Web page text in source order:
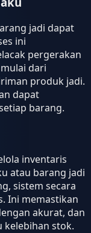
jadi dapat
ini
pergerakan
dari
produk jadi.
dapat
barang.
inventaris
atau barang jadi
sistem secara
Ini memastikan
akurat, dan
kelebihan stok.